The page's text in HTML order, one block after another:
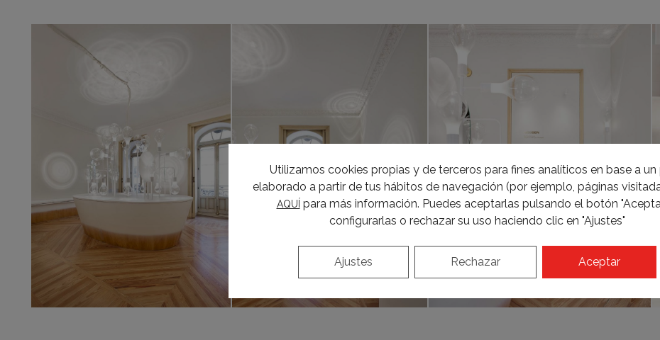
Utilizamos cookies propias y de terceros para fines analíticos en base a un
elaborado a partir de tus hábitos de navegación (por ejemplo, páginas
AQUÍ para más información. Puedes aceptarlas pulsando el botón
configurarlas o rechazar su uso haciendo clic en "Ajustes"
Aceptar
Rechazar
Ajustes